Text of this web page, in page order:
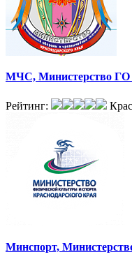
МЧС, Министерство ГО
Рейтинг:
Минспорт,